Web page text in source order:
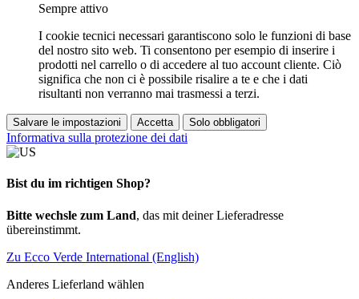
Sempre attivo
I cookie tecnici necessari garantiscono solo le funzioni di base
del nostro sito web. Ti consentono per esempio di inserire i
prodotti nel carrello o di accedere al tuo account cliente. Ciò
significa che non ci è possibile risalire a te e che i dati
risultanti non verranno mai trasmessi a terzi.
Salvare le impostazioni Accetta Solo obbligatori
Informativa sulla protezione dei dati
Bist du im richtigen Shop?
Bitte wechsle zum Land, das mit deiner Lieferadresse
übereinstimmt.
Zu Ecco Verde International (English)
Anderes Lieferland wählen